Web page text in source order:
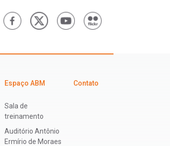
Espaço ABM
Sala de
treinamento
Auditório Antônio
Ermírio de Moraes
Contato